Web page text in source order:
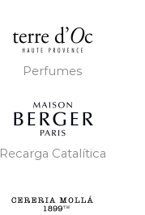
Perfumes
Recarga Catalítica